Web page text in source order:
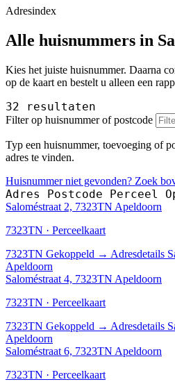
Adresindex
Alle huisnummers in
Kies het juiste huisnummer. Daarna
op de kaart en bestelt u alleen een
32 resultaten
Filter op huisnummer of postcode
Typ een huisnummer, toevoeging of
adres te vinden.
Huisnummer niet gevonden? Zoek
Adres Postcode Perceel
Saloméstraat 2, 7323TN Apeldoorn
7323TN · Perceelkaart
7323TN Gekoppeld → Adresdetails
Apeldoorn
Saloméstraat 4, 7323TN Apeldoorn
7323TN · Perceelkaart
7323TN Gekoppeld → Adresdetails
Apeldoorn
Saloméstraat 6, 7323TN Apeldoorn
7323TN · Perceelkaart